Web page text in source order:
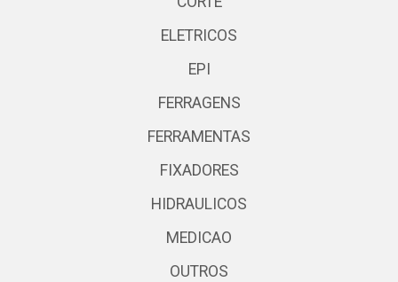
ELETRICOS
EPI
FERRAGENS
FERRAMENTAS
FIXADORES
HIDRAULICOS
MEDICAO
OUTROS